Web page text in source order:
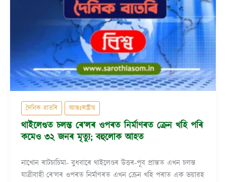
দৈনিক বাতৰি আন্তঃৰাষ্ট্ৰীয়
থাইলেণ্ডত চলন্ত ৰে’লৰ ওপৰত নিৰ্মাণৰত ক্ৰেন খহি পৰি
কমেও ৩২ জনৰ মৃত্যু; বহুলোক আহত
নাখোন ৰাটচাচিমা- বুধবাৰে থাইলেণ্ডৰ উত্তৰ-পূব প্ৰান্তত এখন চলন্ত
যাত্ৰীবাহী ৰে’লৰ ওপৰত নিৰ্মাণৰত এখন ক্ৰেন খহি পৰাত এক ভয়াৱহ